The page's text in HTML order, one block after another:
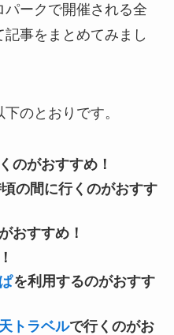
ークで開催される全
事をまとめてみまし
のとおりです。
のがおすすめ！
の間に行くのがおすす
おすすめ！
を利用するのがおすす
トラベルで行くのがお